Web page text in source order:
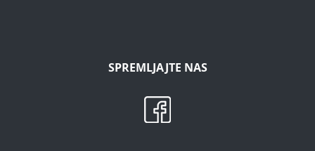
SPREMLJAJTE NAS